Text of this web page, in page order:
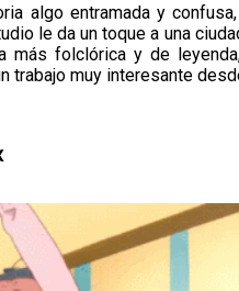
algo entramada y
le da un toque a una
más folclórica y de
trabajo muy interesante